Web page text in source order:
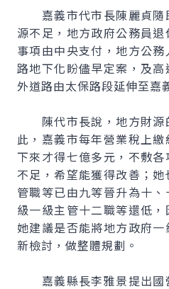
嘉義市代市長陳麗貞隨
源不足，地方政府公務員
事項由中央支付，地方公
路地下化盼儘早定案，及
外道路由太保路段延伸至嘉
陳代市長說，地方財源
此，嘉義市每年營業稅上
下來才得七億多元，不敷
不足，希望能獲得改善；
管職等已由九等晉升為十
級一級主管十二職等還低，
她建議是否能將地方政府
新檢討，做整體規劃。
嘉義縣長李雅景提出國